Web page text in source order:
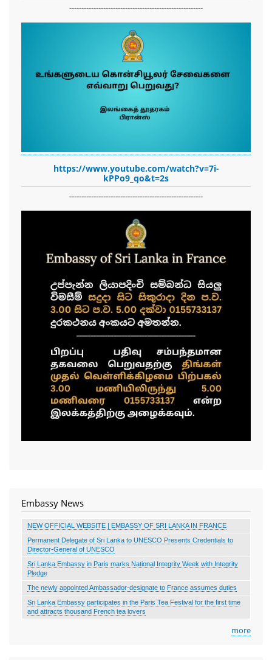
-------------------------------------------------------
https://www.youtube.com/watch?v=7i-
kPPo9_qo&t=2s
-------------------------------------------------------
Embassy News
NEW OFFICIAL WEBSITE | EMBASSY OF SRI LANKA IN FRANCE
Permanent Delegate of Sri Lanka to UNESCO Presents Credentials to
Director-General of UNESCO
Sri Lanka Embassy in Paris marks National Integrity Week with Integrity
Pledge
The newly appointed Ambassador-designate to France assumes duties
Sri Lanka Embassy participates in the Paris Tea Festival for the first time
and attracts thousand French tea lovers
more